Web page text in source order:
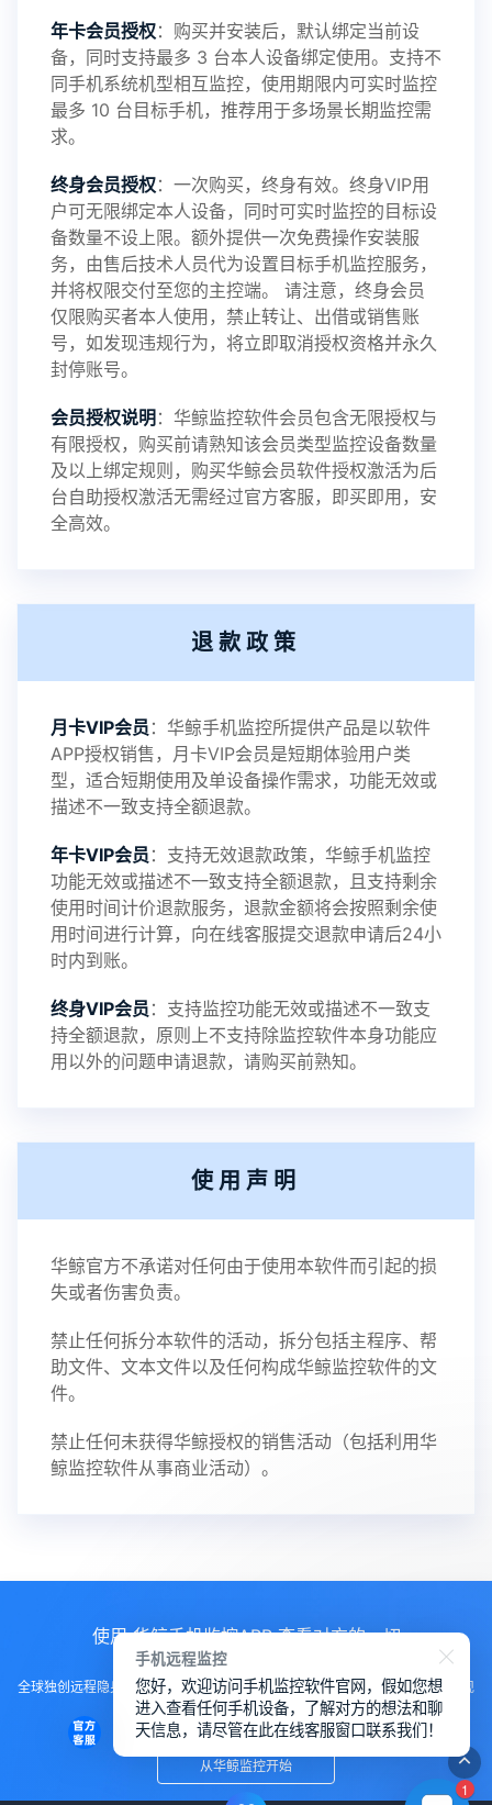
2025-01-13 V3.7
2024-10-08 V3.6
2024-03-16 V3.5
2023-09-06
2023-01-12 V3.3
年卡会员授权：购买并安装后，默认绑定当前设
备，同时支持最多 3 台本人设备绑定使用。支持不
同手机系统机型相互监控，使用期限内可实时监控
最多 10 台目标手机，推荐用于多场景长期监控需
求。
终身会员授权：一次购买，终身有效。终身VIP用
户可无限绑定本人设备，同时可实时监控的目标设
备数量不设上限。额外提供一次免费操作安装服
务，由售后技术人员代为设置目标手机监控服务，
并将权限交付至您的主控端。 请注意，终身会员
仅限购买者本人使用，禁止转让、出借或销售账
号，如发现违规行为，将立即取消授权资格并永久
封停账号。
会员授权说明：华鲸监控软件会员包含无限授权与
有限授权，购买前请熟知该会员类型监控设备数量
及以上绑定规则，购买华鲸会员软件授权激活为后
台自助授权激活无需经过官方客服，即买即用，安
全高效。
退款政策
月卡VIP会员 ：华鲸手机监控所提供产品是以软件
APP授权销售，月卡VIP会员是短期体验用户类
型，适合短期使用及单设备操作需求，功能无效或
描述不一致支持全额退款。
年卡VIP会员 ：支持无效退款政策，华鲸手机监控
功能无效或描述不一致支持全额退款，且支持剩余
使用时间计价退款服务，退款金额将会按照剩余使
用时间进行计算，向在线客服提交退款申请后24小
时内到账。
终身VIP会员 ：支持监控功能无效或描述不一致支
持全额退款，原则上不支持除监控软件本身功能应
用以外的问题申请退款，请购买前熟知。
使用声明
华鲸官方不承诺对任何由于使用本软件而引起的损
失或者伤害负责。
禁止任何拆分本软件的活动，拆分包括主程序、帮
助文件、文本文件以及任何构成华鲸监控软件的文
件。
禁止任何未获得华鲸授权的销售活动（包括利用华
鲸监控软件从事商业活动）。
使用 华鲸手机监控APP 查看对方的一切
全球独创远程隐身运行监控手机，不用经过对方同意安装，100%不让对方发现
知道
从华鲸监控开始
1
手机远程监控
您好，欢迎访问手机监控软件官网，假如您想
进入查看任何手机设备，了解对方的想法和聊
天信息，请尽管在此在线客服窗口联系我们！